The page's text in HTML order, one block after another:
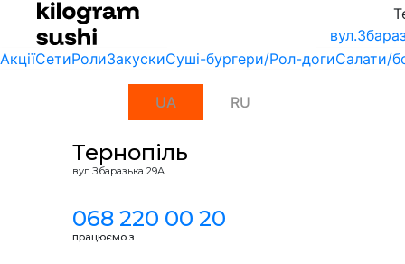
АкціїСетиРолиЗакускиСуші-бургери/Рол-догиСалати/
UA RU
Тернопіль
вул.Збаразька 29А
068 220 00 20
працюємо з